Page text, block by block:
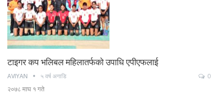
टाइगर कप भलिबल महिलातर्फको उपाधि एपीएफलाई
AVIYAN ५ वर्ष अगाडि 0
२०७८ माघ १ गते